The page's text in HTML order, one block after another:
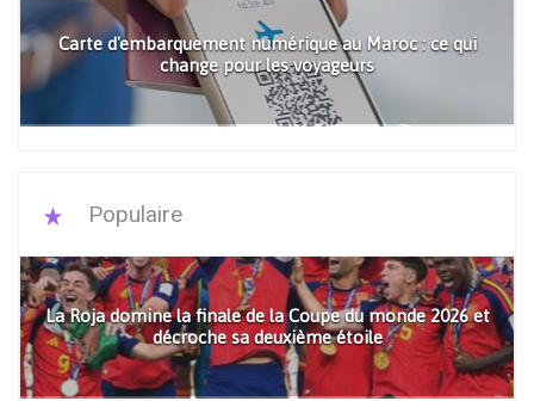
Carte d'embarquement numérique au Maroc : ce qui
change pour les voyageurs
Populaire
La Roja domine la finale de la Coupe du monde 2026 et
décroche sa deuxième étoile